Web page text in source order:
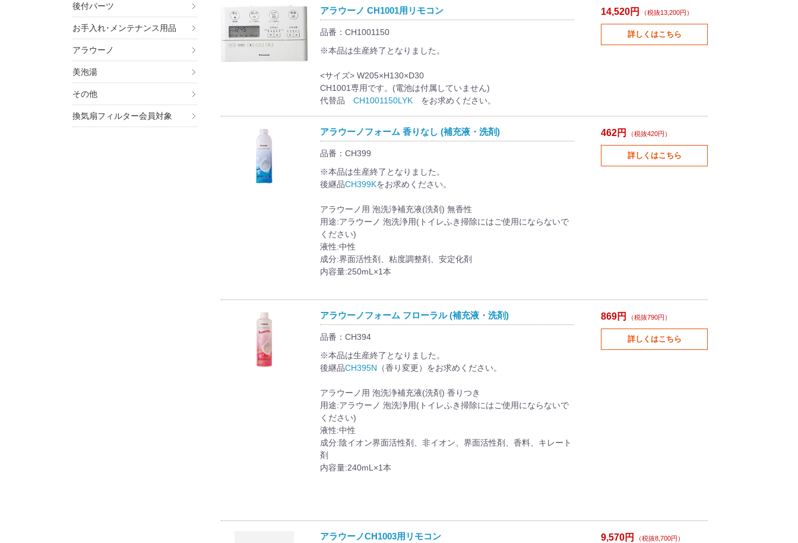
後付パーツ
お手入れ･メンテナンス用品
アラウーノ
美泡湯
その他
換気扇フィルター会員対象
アラウーノ CH1001用リモコン
品番：CH1001150
※本品は生産終了となりました。
<サイズ> W205×H130×D30
CH1001専用です。(電池は付属していません)
代替品 CH1001150LYKをお求めください。
14,520円 （税抜13,200円）
詳しくはこちら
アラウーノフォーム 香りなし (補充液・洗剤)
品番：CH399
※本品は生産終了となりました。
後継品CH399Kをお求めください。
アラウーノ用 泡洗浄補充液(洗剤) 無香性
用途:アラウーノ 泡洗浄用(トイレふき掃除にはご使用にならないで
ください)
液性:中性
成分:界面活性剤、粘度調整剤、安定化剤
内容量:250mL×1本
462円 （税抜420円）
詳しくはこちら
アラウーノフォーム フローラル (補充液・洗剤)
品番：CH394
※本品は生産終了となりました。
後継品CH395N （香り変更）をお求めください。
アラウーノ用 泡洗浄補充液(洗剤) 香りつき
用途:アラウーノ 泡洗浄用(トイレふき掃除にはご使用にならないで
ください)
液性:中性
成分:陰イオン界面活性剤、非イオン、界面活性剤、香料、キレート
剤
内容量:240mL×1本
869円 （税抜790円）
詳しくはこちら
アラウーノCH1003用リモコン 9,570円 （税抜8,700円）